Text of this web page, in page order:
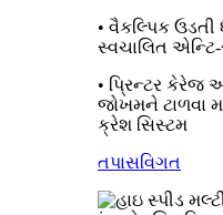
• વૈકલ્પિક ઉડતી
સ્વચાલિત
• પ્રિન્ટર કેરેજ
જોખમને ટાળવા
ક્રેશ સિસ્ટમ
તપાસવિગત